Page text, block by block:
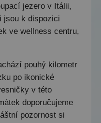
jezero v Itálii,
jsou k dispozici
ve wellness centru,
pouhý kilometr
po ikonické
v této
doporučujeme
pozornost si